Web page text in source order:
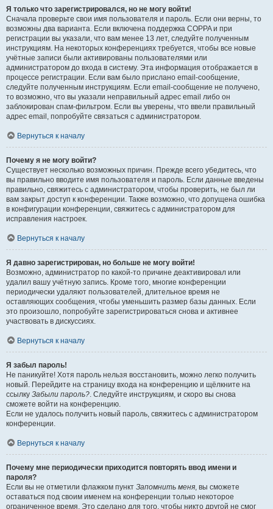
Я только что зарегистрировался, но не могу войти!
Сначала проверьте свои имя пользователя и пароль. Если они верны, то
возможны два варианта. Если включена поддержка COPPA и при
регистрации вы указали, что вам менее 13 лет, следуйте полученным
инструкциям. На некоторых конференциях требуется, чтобы все новые
учётные записи были активированы пользователями или
администратором до входа в систему. Эта информация отображается в
процессе регистрации. Если вам было прислано email-сообщение,
следуйте полученным инструкциям. Если email-сообщение не получено,
то возможно, что вы указали неправильный адрес email либо он
заблокирован спам-фильтром. Если вы уверены, что ввели правильный
адрес email, попробуйте связаться с администратором.
Вернуться к началу
Почему я не могу войти?
Существует несколько возможных причин. Прежде всего убедитесь, что
вы правильно вводите имя пользователя и пароль. Если данные введены
правильно, свяжитесь с администратором, чтобы проверить, не был ли
вам закрыт доступ к конференции. Также возможно, что допущена ошибка
в конфигурации конференции, свяжитесь с администратором для
исправления настроек.
Вернуться к началу
Я давно зарегистрирован, но больше не могу войти!
Возможно, администратор по какой-то причине деактивировал или
удалил вашу учётную запись. Кроме того, многие конференции
периодически удаляют пользователей, длительное время не
оставляющих сообщения, чтобы уменьшить размер базы данных. Если
это произошло, попробуйте зарегистрироваться снова и активнее
участвовать в дискуссиях.
Вернуться к началу
Я забыл пароль!
Не паникуйте! Хотя пароль нельзя восстановить, можно легко получить
новый. Перейдите на страницу входа на конференцию и щёлкните на
ссылку Забыли пароль?. Следуйте инструкциям, и скоро вы снова
сможете войти на конференцию.
Если не удалось получить новый пароль, свяжитесь с администратором
конференции.
Вернуться к началу
Почему мне периодически приходится повторять ввод имени и
пароля?
Если вы не отметили флажком пункт Запомнить меня, вы сможете
оставаться под своим именем на конференции только некоторое
ограниченное время. Это сделано для того, чтобы никто другой не смог